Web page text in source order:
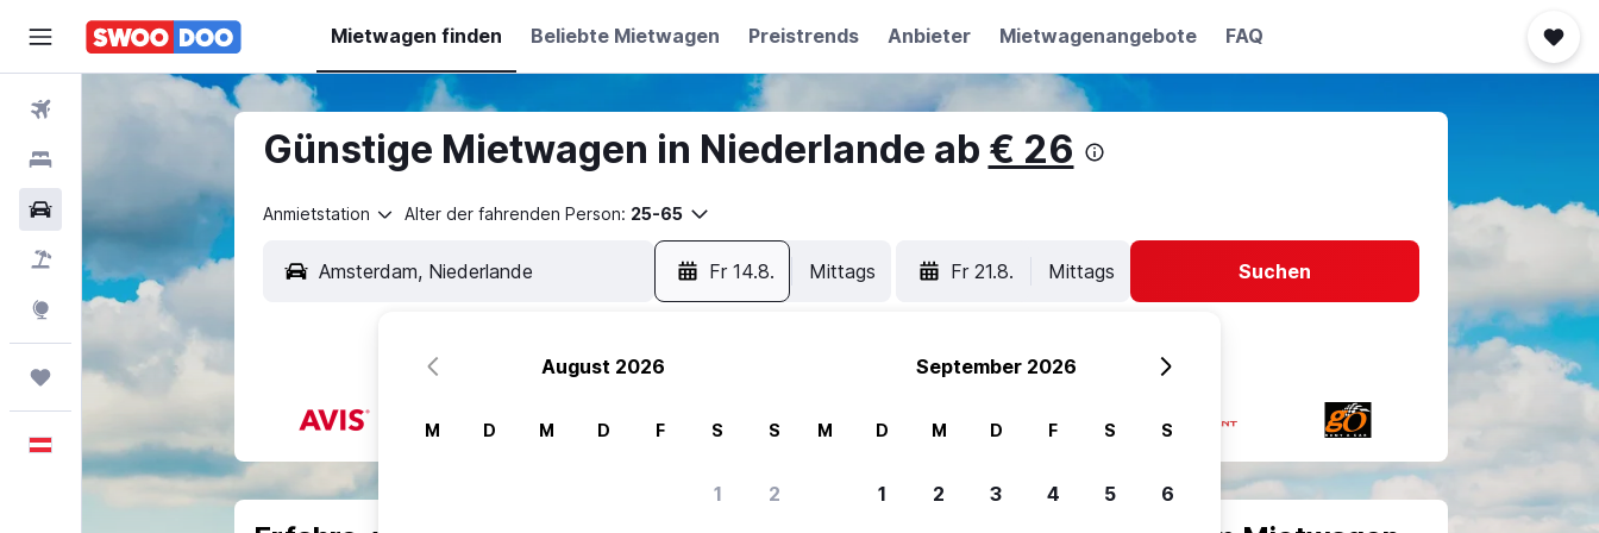
Mietwagen finden Beliebte Mietwagen Preistrends Anbieter Mietwagenangebote FAQ
Mietwagen
Pauschalreisen
Explore
Trips
Deutsch
Günstige Mietwagen in Niederlande ab € 26
Anmietstation Alter der fahrenden Person: 25-65
Fr 14.8. Mittags Fr 21.8. Mittags Suchen
August 2026
M D M D F S S
1 2
September 2026
M D M D F S S
1 2 3 4 5 6